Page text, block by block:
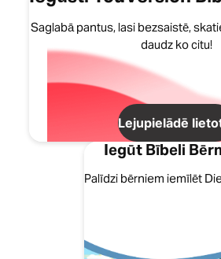
Saglabā pantus, lasi bezsaistē,
daudz ko citu!
Lejupielādē
Iegūt Bībeli
Palīdzi bērniem iemīlēt